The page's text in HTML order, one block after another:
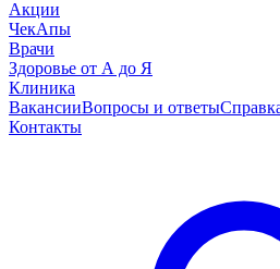
Акции
ЧекАпы
Врачи
Здоровье от А до Я
Клиника
ВакансииВопросы и ответы
Контакты